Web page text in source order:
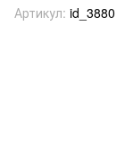
Артикул: id_3880